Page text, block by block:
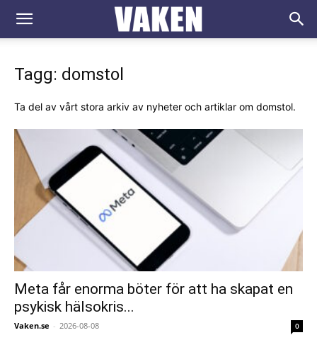
VAKEN.se
Tagg: domstol
Ta del av vårt stora arkiv av nyheter och artiklar om domstol.
Meta får enorma böter för att ha skapat en
psykisk hälsokris...
Vaken.se - 2026-08-08 0